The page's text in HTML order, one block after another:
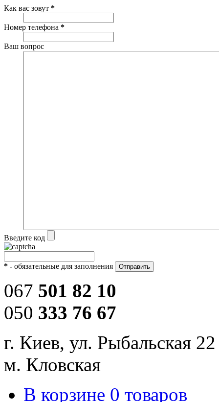
Как вас зовут *
Номер телефона *
Ваш вопрос
Введите код
* - обязательные для заполнения
067 501 82 10
050 333 76 67
г. Киев, ул. Рыбальская 22
м. Кловская
В корзине 0 товаров